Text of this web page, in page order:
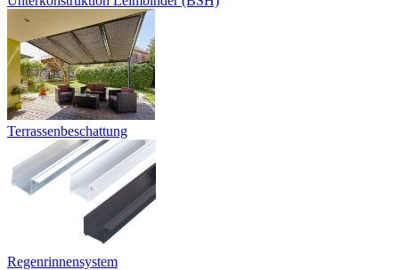
Terrassenbeschattung
Regenrinnensystem